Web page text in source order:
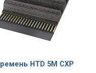
HTD 5M CXP